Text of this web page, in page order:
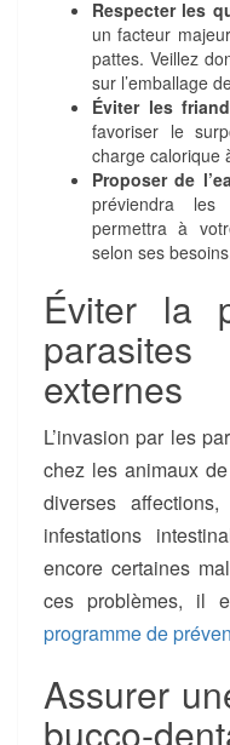
Respecter les
un facteur
pattes. Veillez
sur l’emballage
Éviter les
favoriser le
charge calorique
Proposer de
préviendra
permettra à
selon ses
Éviter la
externes
L’invasion par les
chez les animaux
diverses
infestations
encore certaines
ces problèmes, il
programme de
Assurer
bucco-